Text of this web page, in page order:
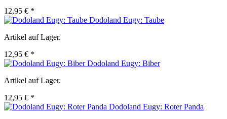
12,95 € *
Dodoland Eugy: Taube
Artikel auf Lager.
12,95 € *
Dodoland Eugy: Biber
Artikel auf Lager.
12,95 € *
Dodoland Eugy: Roter Panda